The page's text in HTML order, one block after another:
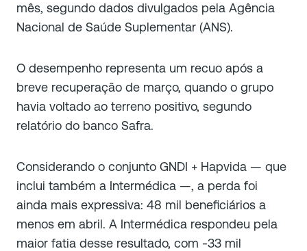
mês, segundo dados divulgados pela Agência
Nacional de Saúde Suplementar (ANS).
O desempenho representa um recuo após a
breve recuperação de março, quando o grupo
havia voltado ao terreno positivo, segundo
relatório do banco Safra.
Considerando o conjunto GNDI + Hapvida — que
inclui também a Intermédica —, a perda foi
ainda mais expressiva: 48 mil beneficiários a
menos em abril. A Intermédica respondeu pela
maior fatia desse resultado, com -33 mil